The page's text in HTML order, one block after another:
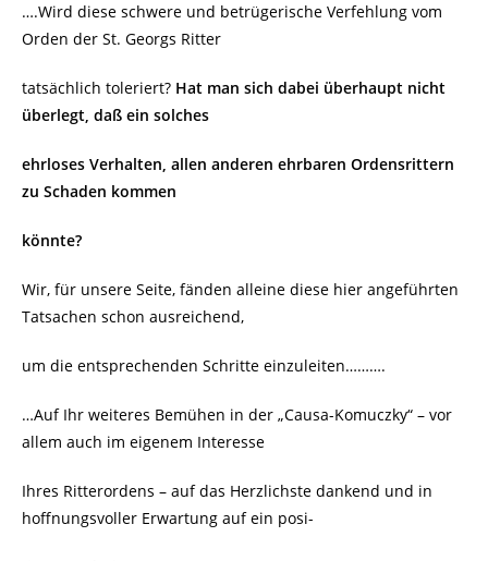
….Wird diese schwere und betrügerische Verfehlung vom
Orden der St. Georgs Ritter
tatsächlich toleriert? Hat man sich dabei überhaupt nicht
überlegt, daß ein solches
ehrloses Verhalten, allen anderen ehrbaren Ordensrittern
zu Schaden kommen
könnte?
Wir, für unsere Seite, fänden alleine diese hier angeführten
Tatsachen schon ausreichend,
um die entsprechenden Schritte einzuleiten……….
…Auf Ihr weiteres Bemühen in der „Causa-Komuczky“ – vor
allem auch im eigenem Interesse
Ihres Ritterordens – auf das Herzlichste dankend und in
hoffnungsvoller Erwartung auf ein posi-